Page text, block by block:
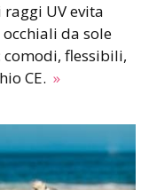
UV evita
da sole
flessibili,
CE. »